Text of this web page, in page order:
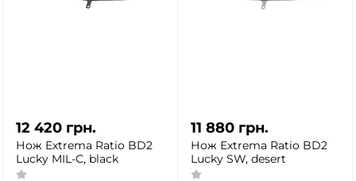
12 420 грн.
Нож Extrema Ratio BD2
Lucky MIL-C, black
11 880 грн.
Нож Extrema Ratio BD2
Lucky SW, desert